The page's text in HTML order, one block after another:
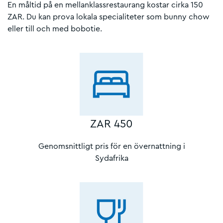
En måltid på en mellanklassrestaurang kostar cirka 150
ZAR. Du kan prova lokala specialiteter som bunny chow
eller till och med bobotie.
ZAR 450
Genomsnittligt pris för en övernattning i
Sydafrika